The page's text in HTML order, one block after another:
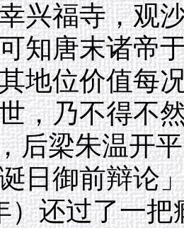
兴福寺，观
知唐末诸帝
地位价值每
，乃不得不
后梁朱温开
日御前辩论
）还过了一